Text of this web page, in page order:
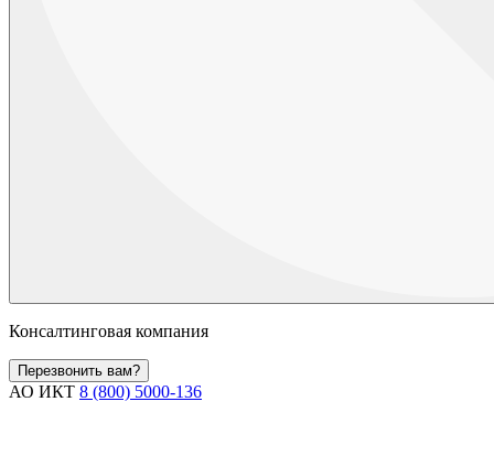
Консалтинговая компания
Перезвонить вам?
АО ИКТ 8 (800) 5000-136